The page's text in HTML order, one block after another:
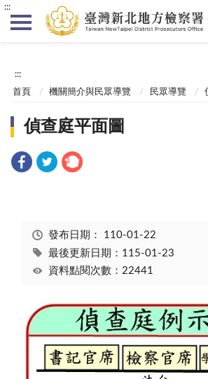
:::
:::
首頁 機關簡介與民眾導覽 民眾導覽
偵查庭平面圖
發布日期： 110-01-22
最後更新日期：115-01-23
資料點閱次數：22441